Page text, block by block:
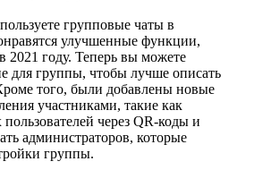
групповые чаты в
улучшенные функции,
2021 году. Теперь вы можете
для группы, чтобы лучше описать
того, были добавлены новые
участниками, такие как
через QR-коды и
администраторов, которые
группы.